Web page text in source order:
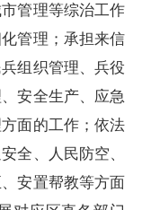
管理等综治工作
管理；承担来信
组织管理、兵役
安全生产、应急
面的工作；依法
全、人民防空、
安置帮教等方面